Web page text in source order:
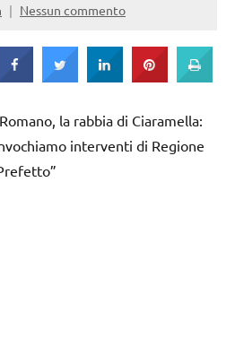
Nessun commento
la rabbia di Ciaramella:
interventi di Regione